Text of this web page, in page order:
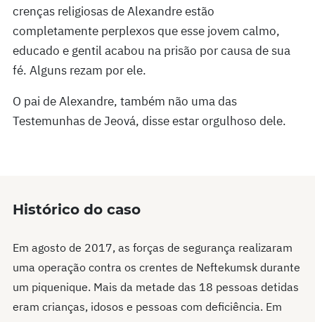
crenças religiosas de Alexandre estão
completamente perplexos que esse jovem calmo,
educado e gentil acabou na prisão por causa de sua
fé. Alguns rezam por ele.
O pai de Alexandre, também não uma das
Testemunhas de Jeová, disse estar orgulhoso dele.
Histórico do caso
Em agosto de 2017, as forças de segurança realizaram
uma operação contra os crentes de Neftekumsk durante
um piquenique. Mais da metade das 18 pessoas detidas
eram crianças, idosos e pessoas com deficiência. Em